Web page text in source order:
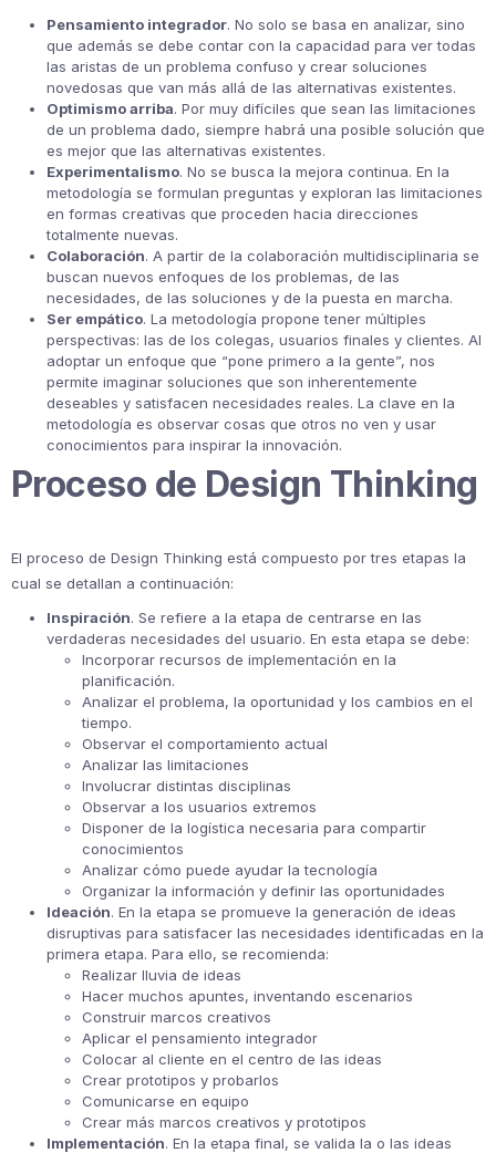
Pensamiento integrador. No solo se basa en analizar, sino
que además se debe contar con la capacidad para ver todas
las aristas de un problema confuso y crear soluciones
novedosas que van más allá de las alternativas existentes.
Optimismo arriba. Por muy difíciles que sean las limitaciones
de un problema dado, siempre habrá una posible solución que
es mejor que las alternativas existentes.
Experimentalismo. No se busca la mejora continua. En la
metodología se formulan preguntas y exploran las limitaciones
en formas creativas que proceden hacia direcciones
totalmente nuevas.
Colaboración. A partir de la colaboración multidisciplinaria se
buscan nuevos enfoques de los problemas, de las
necesidades, de las soluciones y de la puesta en marcha.
Ser empático. La metodología propone tener múltiples
perspectivas: las de los colegas, usuarios finales y clientes. Al
adoptar un enfoque que “pone primero a la gente”, nos
permite imaginar soluciones que son inherentemente
deseables y satisfacen necesidades reales. La clave en la
metodología es observar cosas que otros no ven y usar
conocimientos para inspirar la innovación.
Proceso de Design Thinking
El proceso de Design Thinking está compuesto por tres etapas la
cual se detallan a continuación:
Inspiración. Se refiere a la etapa de centrarse en las
verdaderas necesidades del usuario. En esta etapa se debe:
Incorporar recursos de implementación en la
planificación.
Analizar el problema, la oportunidad y los cambios en el
tiempo.
Observar el comportamiento actual
Analizar las limitaciones
Involucrar distintas disciplinas
Observar a los usuarios extremos
Disponer de la logística necesaria para compartir
conocimientos
Analizar cómo puede ayudar la tecnología
Organizar la información y definir las oportunidades
Ideación. En la etapa se promueve la generación de ideas
disruptivas para satisfacer las necesidades identificadas en la
primera etapa. Para ello, se recomienda:
Realizar lluvia de ideas
Hacer muchos apuntes, inventando escenarios
Construir marcos creativos
Aplicar el pensamiento integrador
Colocar al cliente en el centro de las ideas
Crear prototipos y probarlos
Comunicarse en equipo
Crear más marcos creativos y prototipos
Implementación. En la etapa final, se valida la o las ideas